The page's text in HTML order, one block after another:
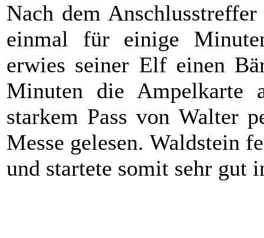
Nach dem
einmal für einige
erwies seiner Elf einen
Minuten die Ampelkarte
starkem Pass von Walter
Messe gelesen. Waldstein
und startete somit sehr gut